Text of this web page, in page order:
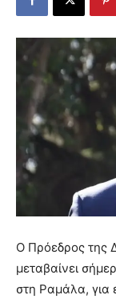
Ο Πρόεδρος της
μεταβαίνει
στη Ραμάλα, για